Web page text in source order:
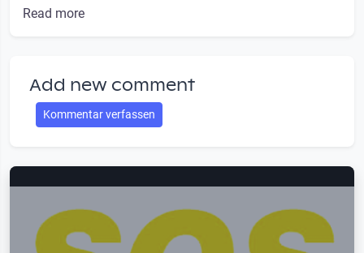
Read more
Add new comment
Kommentar verfassen